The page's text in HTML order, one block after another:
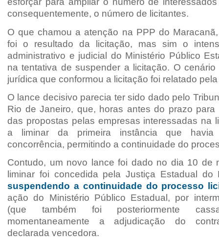
consequentemente, o número de licitantes.
O que chamou a atenção na PPP do
foi o resultado da licitação, mas sim o
administrativo e judicial do Ministério Público
na tentativa de suspender a licitação. O
jurídica que conformou a licitação foi relatado
O lance decisivo parecia ter sido dado pelo
Rio de Janeiro, que, horas antes do prazo para
das propostas pelas empresas interessadas na
a liminar da primeira instância que havia
concorrência, permitindo a continuidade do
Contudo, um novo lance foi dado no dia 10 de
liminar foi concedida pela Justiça Estadual do
suspendendo a continuidade do processo
ação do Ministério Público Estadual, por
(que também foi posteriormente
momentaneamente a adjudicação do
declarada vencedora.